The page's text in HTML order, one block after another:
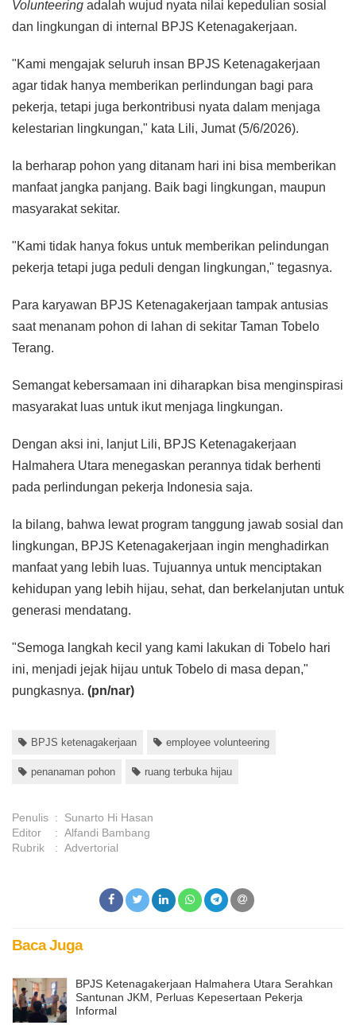
Volunteering adalah wujud nyata nilai kepedulian sosial
dan lingkungan di internal BPJS Ketenagakerjaan.
"Kami mengajak seluruh insan BPJS Ketenagakerjaan
agar tidak hanya memberikan perlindungan bagi para
pekerja, tetapi juga berkontribusi nyata dalam menjaga
kelestarian lingkungan," kata Lili, Jumat (5/6/2026).
Ia berharap pohon yang ditanam hari ini bisa memberikan
manfaat jangka panjang. Baik bagi lingkungan, maupun
masyarakat sekitar.
"Kami tidak hanya fokus untuk memberikan pelindungan
pekerja tetapi juga peduli dengan lingkungan," tegasnya.
Para karyawan BPJS Ketenagakerjaan tampak antusias
saat menanam pohon di lahan di sekitar Taman Tobelo
Terang.
Semangat kebersamaan ini diharapkan bisa menginspirasi
masyarakat luas untuk ikut menjaga lingkungan.
Dengan aksi ini, lanjut Lili, BPJS Ketenagakerjaan
Halmahera Utara menegaskan perannya tidak berhenti
pada perlindungan pekerja Indonesia saja.
Ia bilang, bahwa lewat program tanggung jawab sosial dan
lingkungan, BPJS Ketenagakerjaan ingin menghadirkan
manfaat yang lebih luas. Tujuannya untuk menciptakan
kehidupan yang lebih hijau, sehat, dan berkelanjutan untuk
generasi mendatang.
"Semoga langkah kecil yang kami lakukan di Tobelo hari
ini, menjadi jejak hijau untuk Tobelo di masa depan,"
pungkasnya. (pn/nar)
BPJS ketenagakerjaan employee volunteering
penanaman pohon ruang terbuka hijau
Penulis :
Sunarto Hi Hasan
Editor
: Alfandi Bambang
Rubrik
: Advertorial
Baca Juga
BPJS Ketenagakerjaan Halmahera Utara Serahkan
Santunan JKM, Perluas Kepesertaan Pekerja
Informal